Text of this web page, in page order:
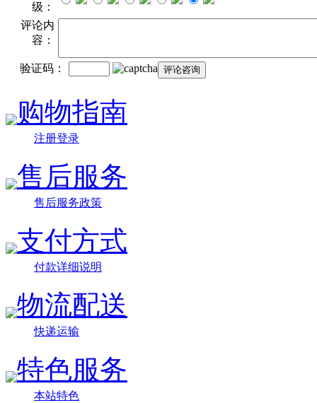
级：
评论内
容：
验证码：
购物指南
注册登录
售后服务
售后服务政策
支付方式
付款详细说明
物流配送
快递运输
特色服务
本站特色